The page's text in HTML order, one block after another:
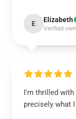
E Elizabeth
Verified
I'm thrilled with
precisely what